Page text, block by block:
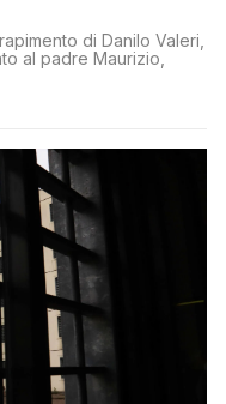
di Danilo Valeri,
al padre Maurizio,